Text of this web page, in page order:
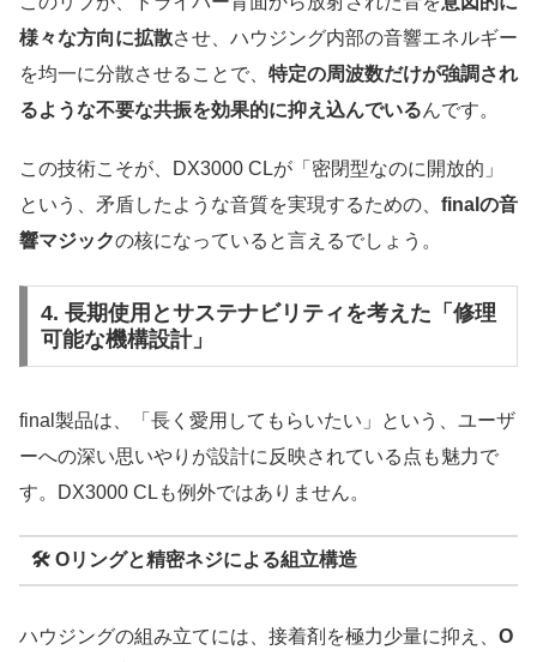
様々な方向に拡散させ、ハウジング内部の音響エネルギー
を均一に分散させることで、 特定の周波数だけが強調され
るような不要な共振を効果的に抑え込んでいるんです。
この技術こそが、DX3000 CLが「密閉型なのに開放的」
という、矛盾したような音質を実現するための、 finalの音
響マジックの核になっていると言えるでしょう。
4. 長期使用とサステナビリティを考えた「修理
可能な機構設計」
final製品は、「長く愛用してもらいたい」という、ユーザ
ーへの深い思いやりが設計に反映されている点も魅力で
す。DX3000 CLも例外ではありません。
🛠️ Oリングと精密ネジによる組立構造
ハウジングの組み立てには、接着剤を極力少量に抑え、 O